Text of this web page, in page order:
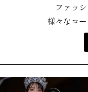
ファッ
様々なコ